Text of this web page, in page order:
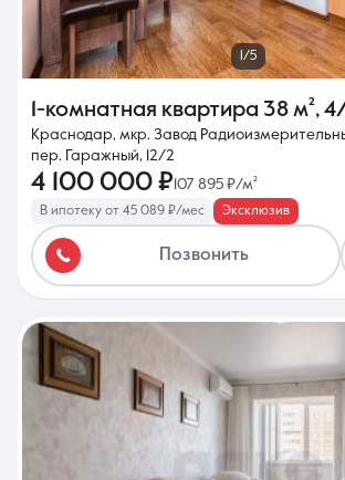
1/5
1-комнатная квартира 38 м²,
Краснодар, мкр. Завод
пер. Гаражный, 12/2
4 100 000 ₽107 895 ₽/м²
В ипотеку от 45 089 ₽/мес Эксклюзив
Позвонить